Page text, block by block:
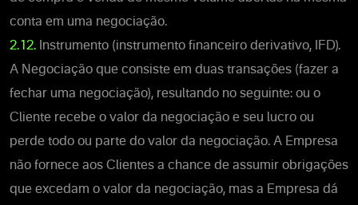
conta em uma negociação.
2.12. Instrumento (instrumento financeiro derivativo, IFD).
A Negociação que consiste em duas transações (fazer a
fechar uma negociação), resultando no seguinte: ou o
Cliente recebe o valor da negociação e seu lucro ou
perde todo ou parte do valor da negociação. A Empresa
não fornece aos Clientes a chance de assumir obrigações
que excedam o valor da negociação, mas a Empresa dá